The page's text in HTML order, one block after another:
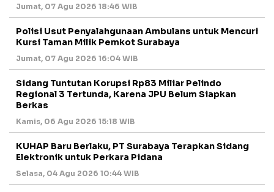
Jumat, 07 Agu 2026 18:46 WIB
Polisi Usut Penyalahgunaan Ambulans untuk Mencuri
Kursi Taman Milik Pemkot Surabaya
Jumat, 07 Agu 2026 16:04 WIB
Sidang Tuntutan Korupsi Rp83 Miliar Pelindo
Regional 3 Tertunda, Karena JPU Belum Siapkan
Berkas
Kamis, 06 Agu 2026 15:18 WIB
KUHAP Baru Berlaku, PT Surabaya Terapkan Sidang
Elektronik untuk Perkara Pidana
Selasa, 04 Agu 2026 10:44 WIB